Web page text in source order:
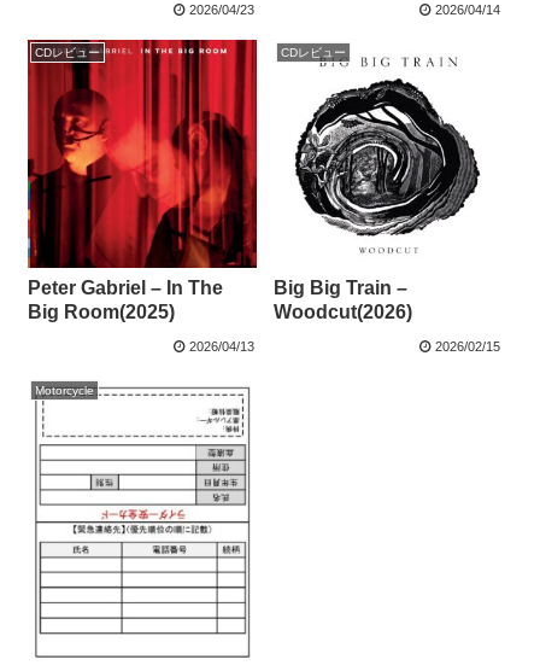
2026/04/23 2026/04/14
CDレビュー
Peter Gabriel – In The
Big Room(2025)
2026/04/13
CDレビュー
Big Big Train –
Woodcut(2026)
2026/02/15
Motorcycle